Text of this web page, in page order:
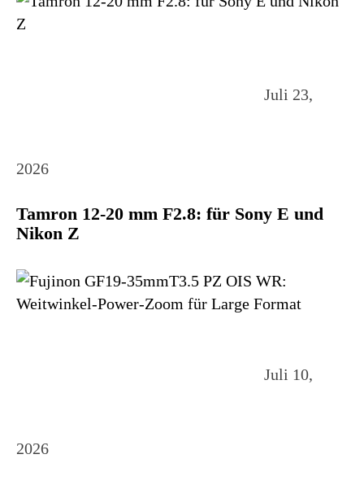
Juli 23,
2026
Tamron 12-20 mm F2.8: für Sony E und
Nikon Z
Juli 10,
2026